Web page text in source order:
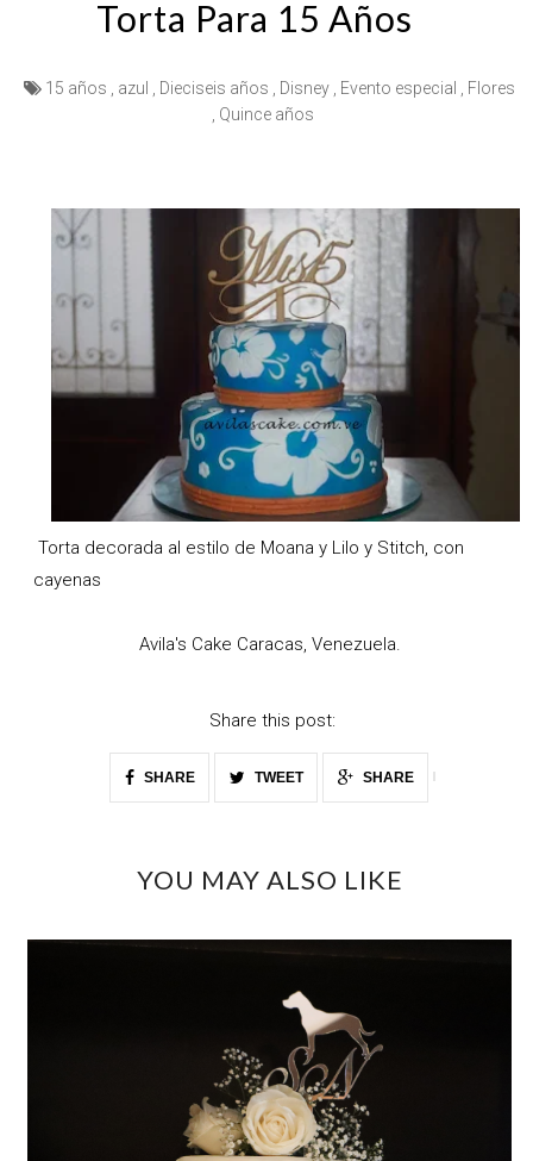
Torta Para 15 Años
15 años azul Dieciseis años Disney Evento especial
Flores
Quince años
Torta decorada al estilo de Moana y Lilo y Stitch, con
cayenas
Avila's Cake Caracas, Venezuela.
Share this post:
SHARE TWEET SHARE
YOU MAY ALSO LIKE